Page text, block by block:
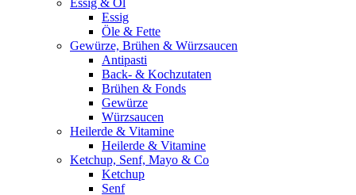
Essig & Öl
Essig
Öle & Fette
Gewürze, Brühen & Würzsaucen
Antipasti
Back- & Kochzutaten
Brühen & Fonds
Gewürze
Würzsaucen
Heilerde & Vitamine
Heilerde & Vitamine
Ketchup, Senf, Mayo & Co
Ketchup
Senf